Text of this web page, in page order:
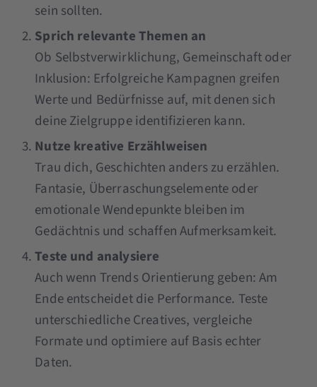
sein sollten.
Sprich relevante Themen an
Ob Selbstverwirklichung, Gemeinschaft oder
Inklusion: Erfolgreiche Kampagnen greifen
Werte und Bedürfnisse auf, mit denen sich
deine Zielgruppe identifizieren kann.
Nutze kreative Erzählweisen
Trau dich, Geschichten anders zu erzählen.
Fantasie, Überraschungselemente oder
emotionale Wendepunkte bleiben im
Gedächtnis und schaffen Aufmerksamkeit.
Teste und analysiere
Auch wenn Trends Orientierung geben: Am
Ende entscheidet die Performance. Teste
unterschiedliche Creatives, vergleiche
Formate und optimiere auf Basis echter
Daten.